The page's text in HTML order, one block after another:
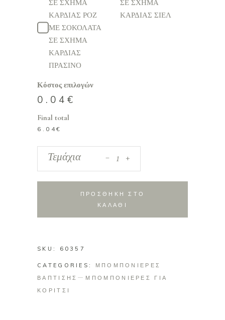
ΣΕ ΣΧΗΜΑ
ΚΑΡΔΙΑΣ ΡΟΖ
ΣΕ ΣΧΗΜΑ
ΚΑΡΔΙΑΣ ΣΙΕΛ
ΜΕ ΣΟΚΟΛΑΤΑ
ΣΕ ΣΧΗΜΑ
ΚΑΡΔΙΑΣ
ΠΡΑΣΙΝΟ
Κόστος επιλογών
0.04 €
Final total
6.04€
Μπομπονιέρα
quantity
Τεμάχια +
ΠΡΟΣΘΗΚΗ ΣΤΟ
ΚΑΛΑΘΙ
SKU: 60357
CATEGORIES: ΜΠΟΜΠΟΝΙΕΡΕΣ
ΒΑΠΤΙΣΗΣ
ΜΠΟΜΠΟΝΙΕΡΕΣ ΓΙΑ
ΚΟΡΙΤΣΙ